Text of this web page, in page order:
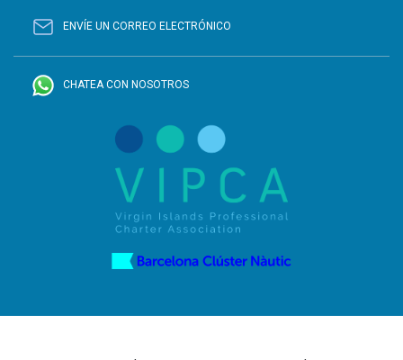
ENVÍE UN CORREO ELECTRÓNICO
CHATEA CON NOSOTROS